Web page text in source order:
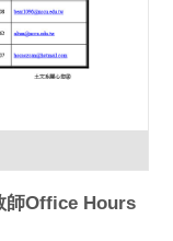
師Office Hours